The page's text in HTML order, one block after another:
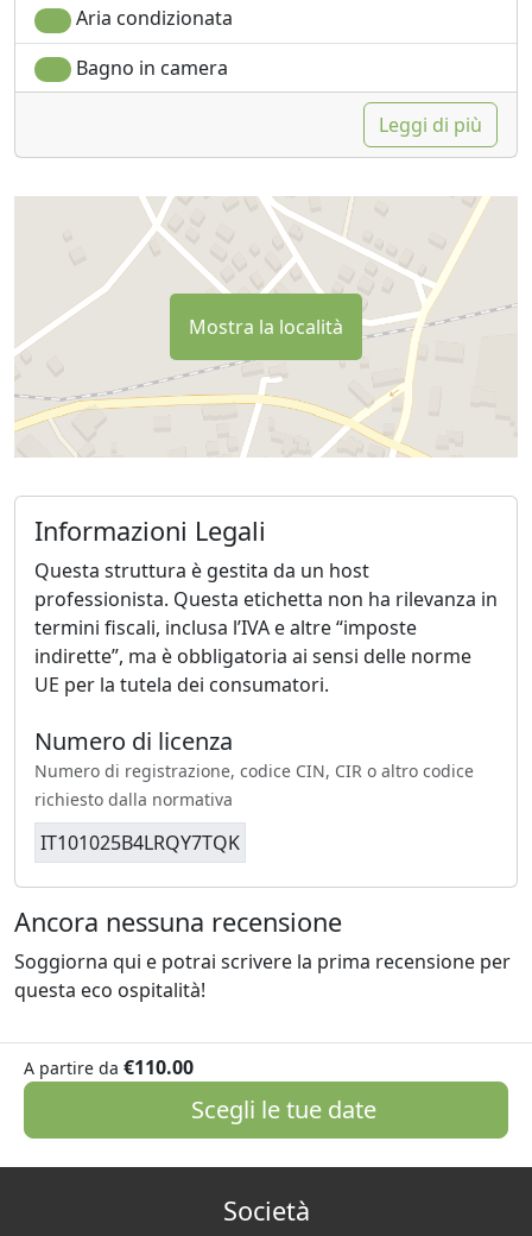
Aria condizionata
Bagno in camera
Leggi di più
Mostra la località
Informazioni Legali
Questa struttura è gestita da un host
professionista. Questa etichetta non ha rilevanza in
termini fiscali, inclusa l’IVA e altre “imposte
indirette”, ma è obbligatoria ai sensi delle norme
UE per la tutela dei consumatori.
Numero di licenza
Numero di registrazione, codice CIN, CIR o altro codice
richiesto dalla normativa
IT101025B4LRQY7TQK
Ancora nessuna recensione
Soggiorna qui e potrai scrivere la prima recensione per
questa eco ospitalità!
A partire da €110.00
Scegli le tue date
Società